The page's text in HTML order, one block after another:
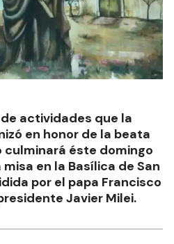
actividades que la
en honor de la beata
culminará éste domingo
en la Basílica de San
por el papa Francisco
Javier Milei.